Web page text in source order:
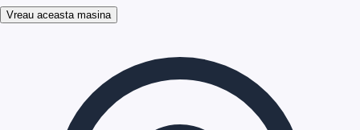
Vreau aceasta masina